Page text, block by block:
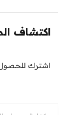
اكتشاف
اشترك للحصول
كتابة بريدك الإلكتروني...